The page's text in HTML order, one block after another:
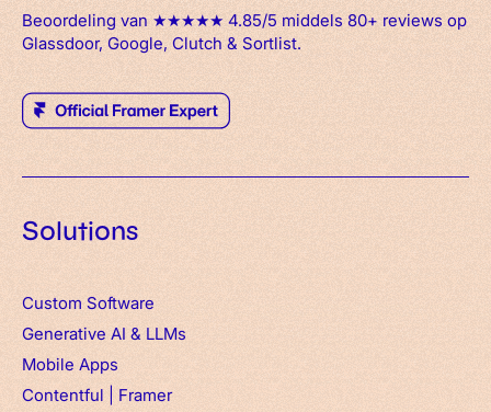
Beoordeling van ★★★★★ 4.85/5 middels 80+ reviews op
Glassdoor, Google, Clutch & Sortlist.
Solutions
Custom Software
Generative AI & LLMs
Mobile Apps
Contentful
Framer